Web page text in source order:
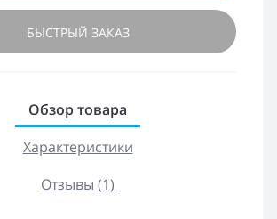
БЫСТРЫЙ ЗАКАЗ
Обзор товара
Характеристики
Отзывы (1)